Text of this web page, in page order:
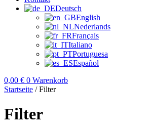
Deutsch
English
Nederlands
Français
Italiano
Portuguesa
Español
0,00 € 0 Warenkorb
Startseite / Filter
Filter